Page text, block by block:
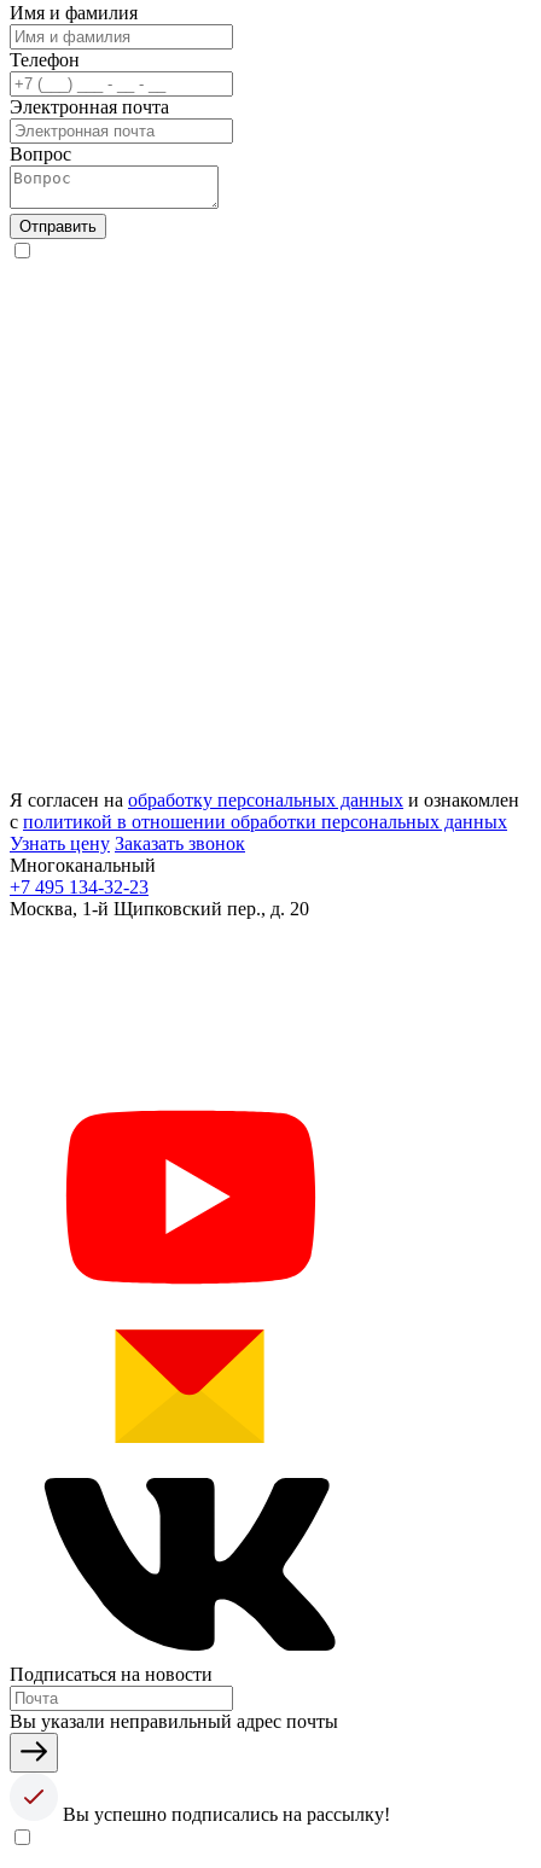
Имя и фамилия
Телефон
Электронная почта
Вопрос
Отправить
Я согласен на обработку персональных данных и ознакомлен
с политикой в отношении обработки персональных данных
Узнать цену Заказать звонок
Многоканальный
+7 495 134-32-23
Москва, 1-й Щипковский пер., д. 20
Подписаться на новости
Вы указали неправильный адрес почты
Вы успешно подписались на рассылку!